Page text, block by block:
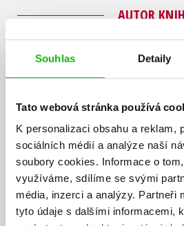
Souhlas Detaily
Tato webová stránka používá
K personalizaci obsahu a reklam,
sociálních médií a analýze naší
soubory cookies. Informace o
využíváme, sdílíme se svými
média, inzerci a analýzy. Partneři
tyto údaje s dalšími informacemi,
AUTOR